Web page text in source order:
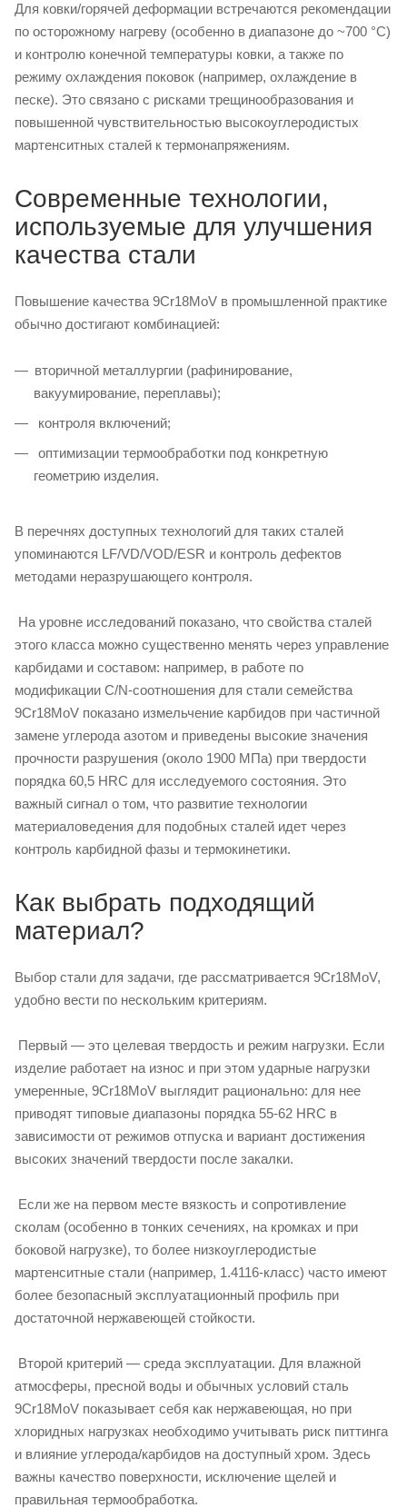
Для ковки/горячей деформации встречаются рекомендации
по осторожному нагреву (особенно в диапазоне до ~700 °C)
и контролю конечной температуры ковки, а также по
режиму охлаждения поковок (например, охлаждение в
песке). Это связано с рисками трещинообразования и
повышенной чувствительностью высокоуглеродистых
мартенситных сталей к термонапряжениям.
Современные технологии,
используемые для улучшения
качества стали
Повышение качества 9Cr18MoV в промышленной практике
обычно достигают комбинацией:
вторичной металлургии (рафинирование,
вакуумирование, переплавы);
контроля включений;
оптимизации термообработки под конкретную
геометрию изделия.
В перечнях доступных технологий для таких сталей
упоминаются LF/VD/VOD/ESR и контроль дефектов
методами неразрушающего контроля.
На уровне исследований показано, что свойства сталей
этого класса можно существенно менять через управление
карбидами и составом: например, в работе по
модификации C/N‑соотношения для стали семейства
9Cr18MoV показано измельчение карбидов при частичной
замене углерода азотом и приведены высокие значения
прочности разрушения (около 1900 МПа) при твердости
порядка 60,5 HRC для исследуемого состояния. Это
важный сигнал о том, что развитие технологии
материаловедения для подобных сталей идет через
контроль карбидной фазы и термокинетики.
Как выбрать подходящий
материал?
Выбор стали для задачи, где рассматривается 9Cr18MoV,
удобно вести по нескольким критериям.
Первый — это целевая твердость и режим нагрузки. Если
изделие работает на износ и при этом ударные нагрузки
умеренные, 9Cr18MoV выглядит рационально: для нее
приводят типовые диапазоны порядка 55-62 HRC в
зависимости от режимов отпуска и вариант достижения
высоких значений твердости после закалки.
Если же на первом месте вязкость и сопротивление
сколам (особенно в тонких сечениях, на кромках и при
боковой нагрузке), то более низкоуглеродистые
мартенситные стали (например, 1.4116‑класс) часто имеют
более безопасный эксплуатационный профиль при
достаточной нержавеющей стойкости.
Второй критерий — среда эксплуатации. Для влажной
атмосферы, пресной воды и обычных условий сталь
9Cr18MoV показывает себя как нержавеющая, но при
хлоридных нагрузках необходимо учитывать риск питтинга
и влияние углерода/карбидов на доступный хром. Здесь
важны качество поверхности, исключение щелей и
правильная термообработка.